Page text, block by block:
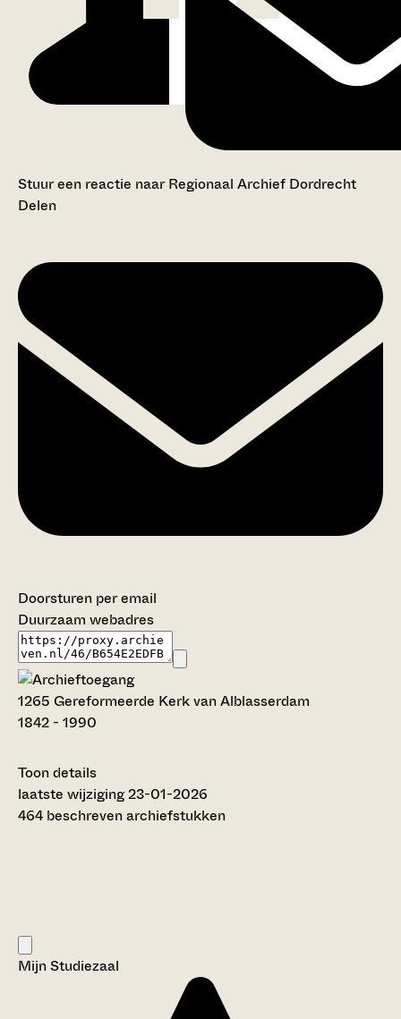
Stuur een reactie naar Regionaal Archief Dordrecht
Delen
Doorsturen per email
Duurzaam webadres
1265 Gereformeerde Kerk van Alblasserdam
1842 - 1990
Toon details
Datering:
1842 - 1990
Religie en Levensbeschouwing
laatste wijziging 23-01-2026
464 beschreven archiefstukken
Mijn Studiezaal